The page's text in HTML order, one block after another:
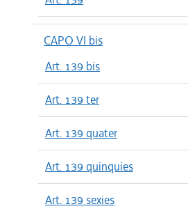
CAPO VI bis
Art. 139 bis
Art. 139 ter
Art. 139 quater
Art. 139 quinquies
Art. 139 sexies